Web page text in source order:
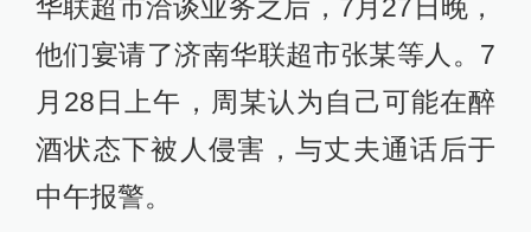
华联超市洽谈业务之后，7月27日晚，
他们宴请了济南华联超市张某等人。7
月28日上午，周某认为自己可能在醉
酒状态下被人侵害，与丈夫通话后于
中午报警。